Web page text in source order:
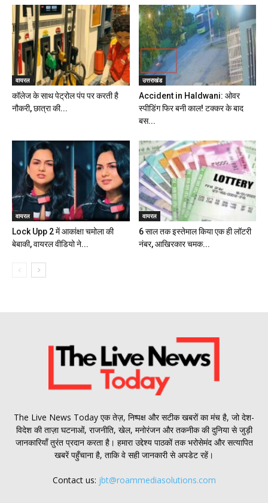
वायरल
कॉलेज के साथ पेट्रोल पंप पर करती है
नौकरी, छात्रा की...
उत्तराखंड
Accident in Haldwani: ओवर
स्पीडिंग फिर बनी काल! टक्कर के बाद
बस...
वायरल
Lock Upp 2 में आकांक्षा चमोला की
बेबाकी, वायरल वीडियो ने...
वायरल
6 साल तक इस्तेमाल किया एक ही लॉटरी
नंबर, आखिरकार चमक...
The Live News Today एक तेज़, निष्पक्ष और सटीक खबरों का मंच है, जो देश-
विदेश की ताज़ा घटनाओं, राजनीति, खेल, मनोरंजन और तकनीक की दुनिया से जुड़ी
जानकारियाँ तुरंत प्रदान करता है। हमारा उद्देश्य पाठकों तक भरोसेमंद और सत्यापित
खबरें पहुँचाना है, ताकि वे सही जानकारी से अपडेट रहें।
Contact us: jbt@roammediasolutions.com